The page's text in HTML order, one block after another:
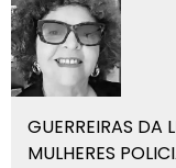
GUERREIRAS DA
MULHERES